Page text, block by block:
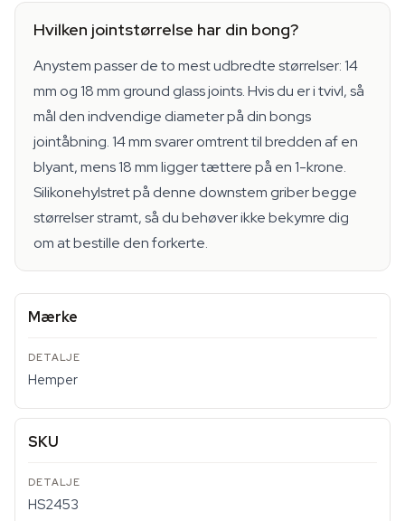
Hvilken jointstørrelse har din bong?
Anystem passer de to mest udbredte størrelser: 14
mm og 18 mm ground glass joints. Hvis du er i tvivl, så
mål den indvendige diameter på din bongs
jointåbning. 14 mm svarer omtrent til bredden af en
blyant, mens 18 mm ligger tættere på en 1-krone.
Silikonehylstret på denne downstem griber begge
størrelser stramt, så du behøver ikke bekymre dig
om at bestille den forkerte.
Mærke
Hemper
SKU
HS2453